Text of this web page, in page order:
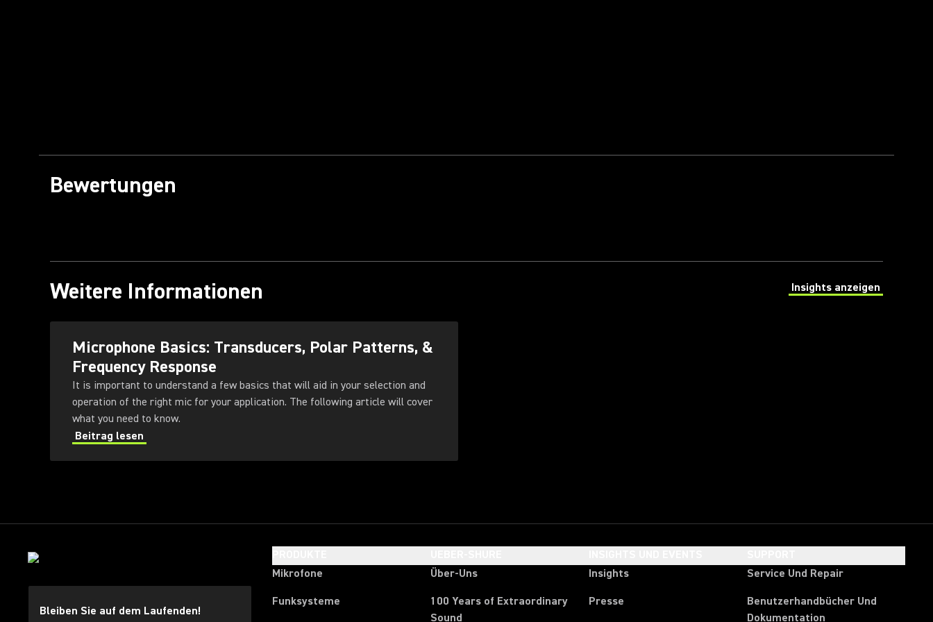
Bewertungen
Weitere Informationen Insights anzeigen
(Opens in a new tab)
Microphone Basics: Transducers, Polar Patterns, &
Frequency Response
It is important to understand a few basics that will aid in your selection and
operation of the right mic for your application. The following article will cover
what you need to know.
Beitrag lesen
Bleiben Sie auf dem Laufenden!
Mikrofone
Funksysteme
Über-Uns
100 Years of Extraordinary
Sound
Insights
Presse
Service Und Repair
Benutzerhandbücher Und
Dokumentation